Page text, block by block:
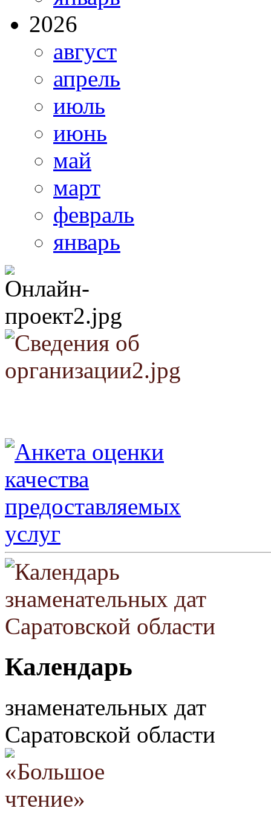
2026
август
апрель
июль
июнь
май
март
февраль
январь
Календарь
знаменательных дат
Саратовской области